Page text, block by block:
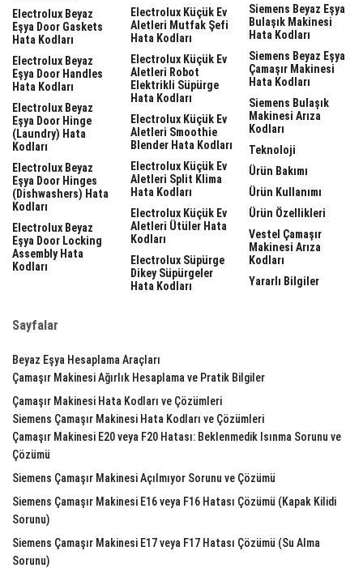
Electrolux Beyaz
Eşya Door Gaskets
Hata Kodları
Electrolux Beyaz
Eşya Door Handles
Hata Kodları
Electrolux Beyaz
Eşya Door Hinge
(laundry) Hata
Kodları
Electrolux Beyaz
Eşya Door Hinges
(dishwashers) Hata
Kodları
Electrolux Beyaz
Eşya Door Locking
Assembly Hata
Kodları
Electrolux Küçük Ev
Aletleri Mutfak Şefi
Hata Kodları
Electrolux Küçük Ev
Aletleri Robot
Elektrikli Süpürge
Hata Kodları
Electrolux Küçük Ev
Aletleri Smoothie
Blender Hata Kodları
Electrolux Küçük Ev
Aletleri Split Klima
Hata Kodları
Electrolux Küçük Ev
Aletleri Ütüler Hata
Kodları
Electrolux Süpürge
Dikey Süpürgeler
Hata Kodları
Siemens Beyaz Eşya
Bulaşık Makinesi
Hata Kodları
Siemens Beyaz Eşya
Çamaşır Makinesi
Hata Kodları
Siemens Bulaşık
Makinesi Arıza
Kodları
Teknoloji
Ürün Bakımı
Ürün Kullanımı
Ürün Özellikleri
Vestel Çamaşır
Makinesi Arıza
Kodları
Yararlı Bilgiler
Sayfalar
Beyaz Eşya Hesaplama Araçları
Çamaşır Makinesi Ağırlık Hesaplama ve Pratik Bilgiler
Çamaşır Makinesi Hata Kodları ve Çözümleri
Siemens Çamaşır Makinesi Hata Kodları ve Çözümleri
Çamaşır Makinesi E20 veya F20 Hatası: Beklenmedik Isınma Sorunu ve
Çözümü
Siemens Çamaşır Makinesi Açılmıyor Sorunu ve Çözümü
Siemens Çamaşır Makinesi E16 veya F16 Hatası Çözümü (Kapak Kilidi
Sorunu)
Siemens Çamaşır Makinesi E17 veya F17 Hatası Çözümü (Su Alma
Sorunu)